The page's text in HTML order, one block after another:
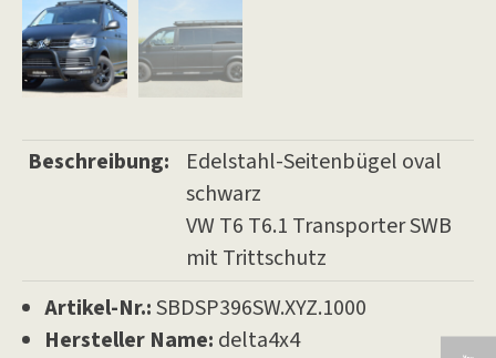
Beschreibung:
Edelstahl-Seitenbügel oval
schwarz
VW T6 T6.1 Transporter SWB
mit Trittschutz
Artikel-Nr.:SBDSP396SW.XYZ.1000
Hersteller Name: delta4x4